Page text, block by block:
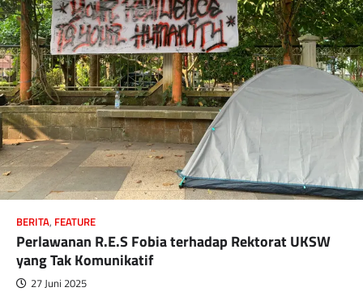
BERITA, FEATURE
Perlawanan R.E.S Fobia terhadap Rektorat UKSW
yang Tak Komunikatif
27 Juni 2025